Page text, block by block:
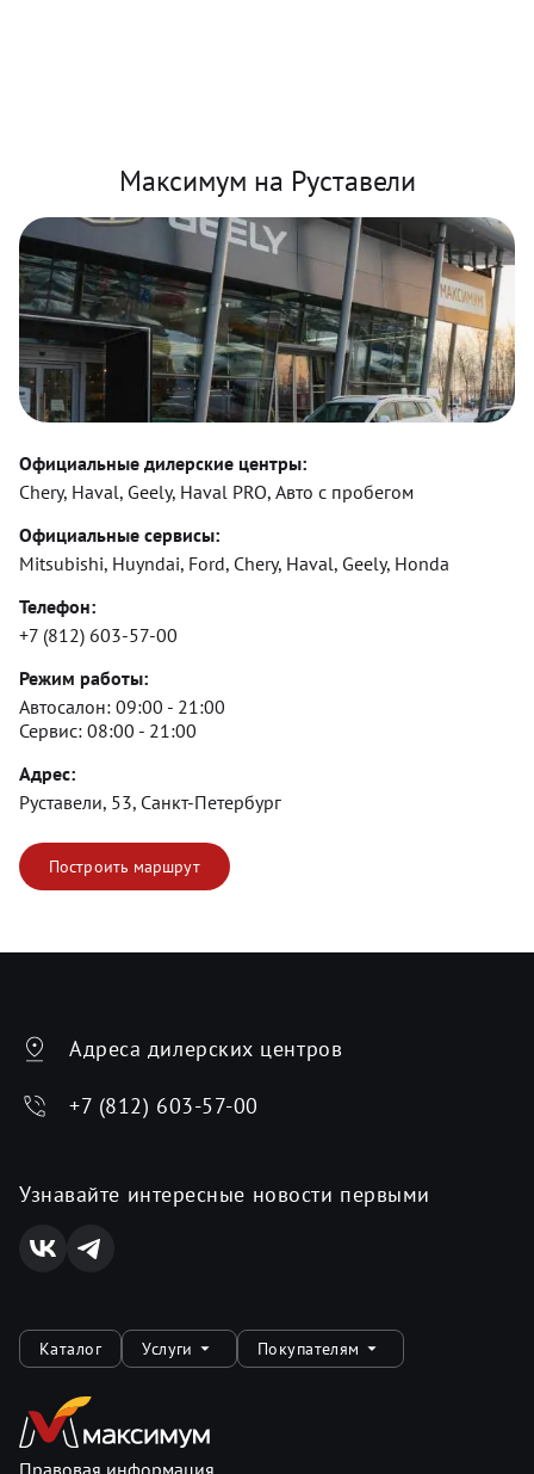
Максимум на Руставели
Официальные дилерские центры:
Chery, Haval, Geely, Haval PRO, Авто с пробегом
Официальные сервисы:
Mitsubishi, Huyndai, Ford, Chery, Haval, Geely, Honda
Телефон:
+7 (812) 603-57-00
Режим работы:
Автосалон: 09:00 - 21:00
Сервис: 08:00 - 21:00
Адрес:
Руставели, 53, Санкт-Петербург
Построить маршрут
Адреса дилерских центров
+7 (812) 603-57-00
Узнавайте интересные новости первыми
Каталог Услуги Покупателям